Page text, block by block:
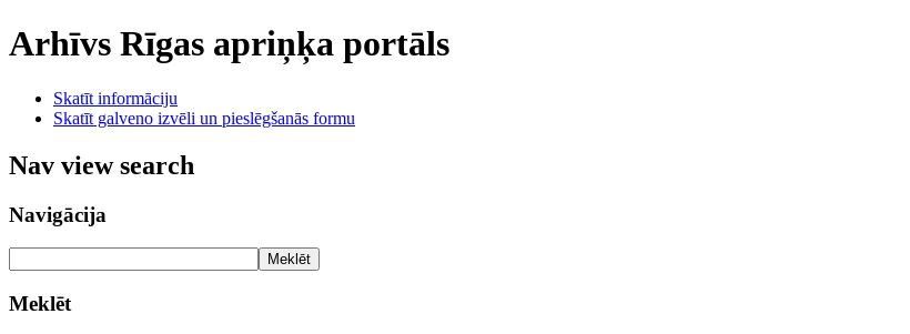
Arhīvs Rīgas apriņķa portāls
Skatīt informāciju
Skatīt galveno izvēli un pieslēgšanās formu
Nav view search
Navigācija
Meklēt
Meklēt